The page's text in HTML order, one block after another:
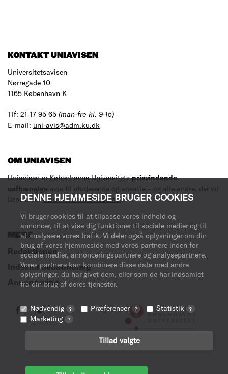
DENNE HJEMMESIDE BRUGER COOKIES
Vi bruger cookies til at tilpasse vores indhold og
annoncer, til at vise dig funktioner til sociale medier og til
at analysere vores trafik. Vi deler også oplysninger om din
brug af vores hjemmeside med vores partnere inden for
sociale medier, annonceringspartnere og analysepartnere.
Vores partnere kan kombinere disse data med andre
oplysninger, du har givet dem, eller som de har indsamlet
fra din brug af deres tjenester.
Nødvendig ? Præferencer ? Statistik ?
Marketing ?
Tillad valgte
KONTAKT UNIAVISEN
Universitetsavisen
Nørregade 10
1165 København K
Tlf: 21 17 95 65 (man-fre kl. 9-15)
E-mail: uni-avis@adm.ku.dk
OM UNIAVISEN
Uniavisen er Københavns Universitetsprisvindende,
uafhængige avis til studerende og ansatte – og alle andre, der vil
læse med.Læs mere om avisen her.
MERE
Redaktionen
Indsend debatindlæg
Annoncering